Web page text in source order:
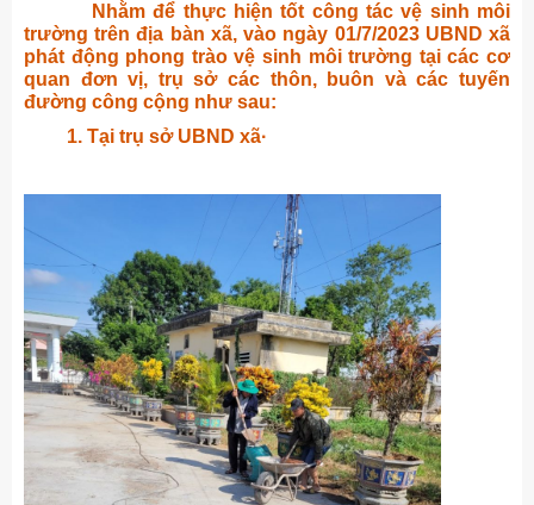
Nhằm để thực hiện tốt công tác vệ sinh môi
trường trên địa bàn xã, vào ngày 01/7/2023 UBND xã
phát động phong trào vệ sinh môi trường tại các cơ
quan đơn vị, trụ sở các thôn, buôn và các tuyến
đường công cộng như sau:
1. Tại trụ sở UBND xã·